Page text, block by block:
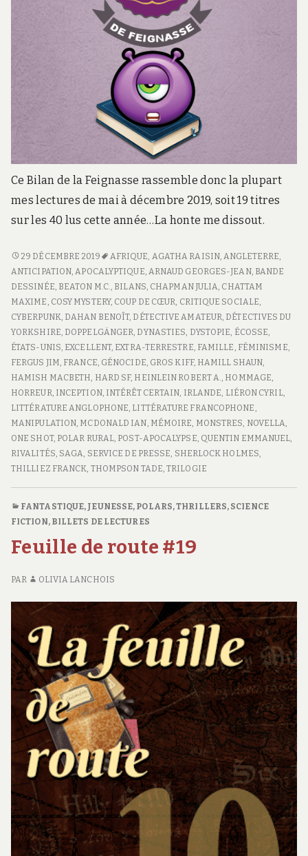
Ce Bilan de la Feignasse rassemble donc la plupart
mes lectures de mai à décembre 2019, soit 19 titres
sur les 40 lus cette année…La honte me dissout.
BILAN
DE
FEIGNASSE
–
2019
29 DÉCEMBRE 2019 AFRIQUE, AGATHA RAISIN,ANGLETERRE,
ANTICIPATION,APOCALYPTIQUE, ARNAUD GEORGES-JEAN, BANDE
DESSINÉE, BEATON M.C., BILANS, CHAPMAN JULIA, CHATTAM
MAXIME , COSY MYSTERY, COUP DE CŒUR, CRITIQUE SOCIALE,
CYBERPUNK, DAHAN BENOÎT, DÉTECTIVE AMATEUR, DÉTECTIVES DU
YORKSHIRE, DOPPELGÄNGER, DYNASTIES, DYSTOPIE, ÉCOSSE,
ÉTATS-UNIS, EXCELLENT, EXTRA-TERRESTRE, FAMILLE , FÉMINISME,
FERGUS JIM, FRANCE, GÉNOCIDE, GROS KIFF, HAMILL SHAUN,
HAMISH MACBETH, HARD SF, HEINLEIN ROBERT A., HOMMAGE,
HORREUR, INCEPTION, INTÉRÊT CERTAIN, IRLANDE, LIÉRON CYRIL,
LITTÉRATURE ANGLOPHONE, LITTÉRATURE FRANCOPHONE ,
MANIPULATION, MCDONALD IAN, MÉMOIRE, MONSTRES, NOVELLA,
ONE SHOT, POLAR RURAL, POST-APOCALYPSE, QUENTIN EMMANUEL,
RIVALITÉS, SAGA, SERVICE DE PRESSE, SHERLOCK HOLMES,
THILLIEZ FRANCK, THOMPSON TADE,TRILOGIE
FANTASTIQUE, JEUNESSE, POLARS, THRILLERS, SCIENCE
FICTION, BILLETS DE LECTURES
Feuille de route #19
PAR OLIVIA LANCHOIS